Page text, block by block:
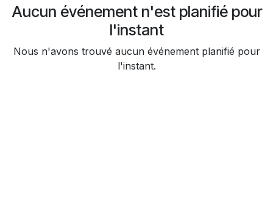
Aucun événement n'est planifié pour
l'instant
Nous n'avons trouvé aucun événement planifié pour
l'instant.